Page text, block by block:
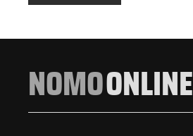
NOMOONLINE